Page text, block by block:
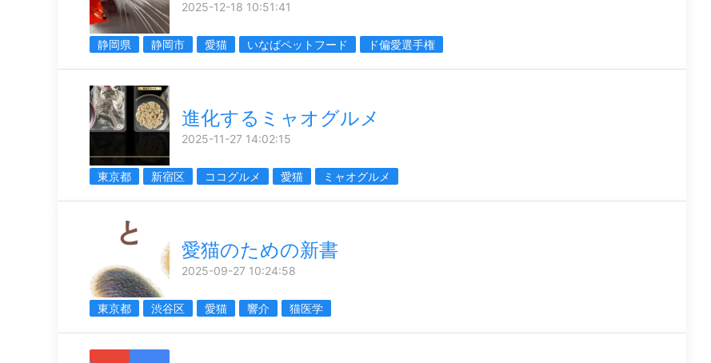
2025-12-18 10:51:41
静岡県 静岡市 愛猫 いなばペットフード ド偏愛選手権
進化するミャオグルメ
2025-11-27 14:02:15
東京都 新宿区 ココグルメ 愛猫 ミャオグルメ
愛猫のための新書
2025-09-27 10:24:58
東京都 渋谷区 愛猫 響介 猫医学